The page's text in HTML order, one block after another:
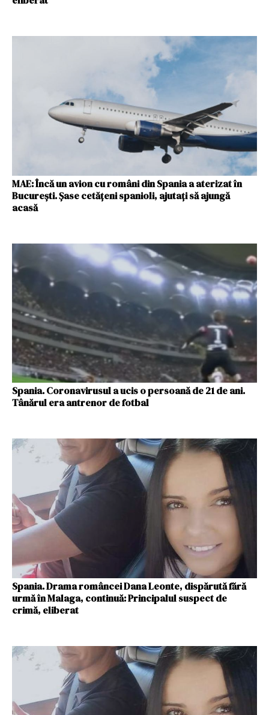
MAE: Încă un avion cu români din Spania a aterizat în
Bucureşti. Şase cetăţeni spanioli, ajutaţi să ajungă
acasă
Spania. Coronavirusul a ucis o persoană de 21 de ani.
Tânărul era antrenor de fotbal
Spania. Drama româncei Dana Leonte, dispărută fără
urmă în Malaga, continuă: Principalul suspect de
crimă, eliberat